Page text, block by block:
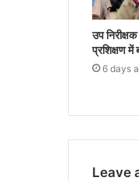
उप
प्रशिक्षण में
6 days
Leave